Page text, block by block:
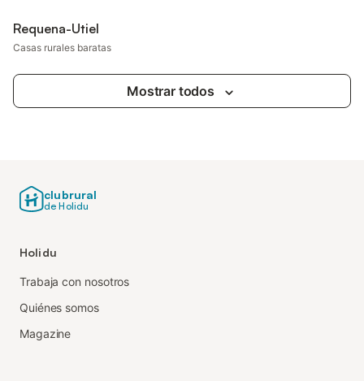
Requena-Utiel
Casas rurales baratas
Mostrar todos
clubrural
de Holidu
Holidu
Trabaja con nosotros
Quiénes somos
Magazine